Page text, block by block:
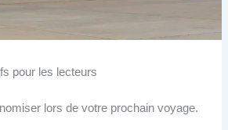
pour les lecteurs
lors de votre prochain voyage.